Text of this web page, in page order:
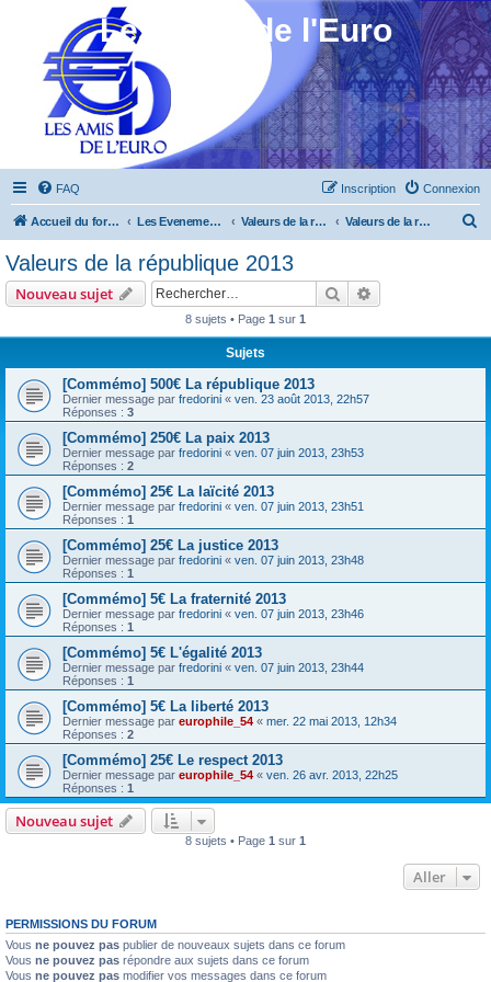
Les Amis de l'Euro
FAQ Connexion
Inscription
Accueil du forum Les Evenements ! [Ouvert au public] Valeurs de la république 2013 à 2015 Valeurs de la république 2013
Valeurs de la république 2013
Nouveau sujet Rechercher
8 sujets • Page 1 sur 1
Sujets
[Commémo] 500€ La république 2013
Dernier message par fredorini « ven. 23 août 2013, 22h57
Réponses : 3
[Commémo] 250€ La paix 2013
Dernier message par fredorini « ven. 07 juin 2013, 23h53
Réponses : 2
[Commémo] 25€ La laïcité 2013
Dernier message par fredorini « ven. 07 juin 2013, 23h51
Réponses : 1
[Commémo] 25€ La justice 2013
Dernier message par fredorini « ven. 07 juin 2013, 23h48
Réponses : 1
[Commémo] 5€ La fraternité 2013
Dernier message par fredorini « ven. 07 juin 2013, 23h46
Réponses : 1
[Commémo] 5€ L'égalité 2013
Dernier message par fredorini « ven. 07 juin 2013, 23h44
Réponses : 1
[Commémo] 5€ La liberté 2013
Dernier message par europhile_54 « mer. 22 mai 2013, 12h34
Réponses : 2
[Commémo] 25€ Le respect 2013
Dernier message par europhile_54 « ven. 26 avr. 2013, 22h25
Réponses : 1
Nouveau sujet
8 sujets • Page 1 sur 1
Aller
PERMISSIONS DU FORUM
Vous ne pouvez pas publier de nouveaux sujets dans ce forum
Vous ne pouvez pas répondre aux sujets dans ce forum
Vous ne pouvez pas modifier vos messages dans ce forum